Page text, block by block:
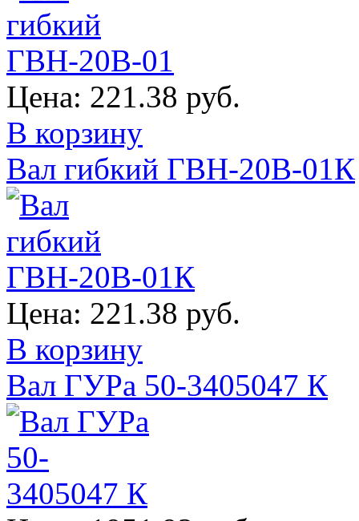
Цена: 221.38 руб.
В корзину
Вал гибкий ГВН-20В-01К
Цена: 221.38 руб.
В корзину
Вал ГУРа 50-3405047 К